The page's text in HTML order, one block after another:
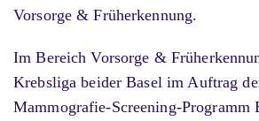
Vorsorge & Früherkennung.
Im Bereich Vorsorge &
Krebsliga beider Basel im Auftrag
Mammografie-Screening-Programm